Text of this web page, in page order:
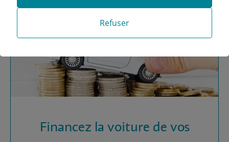
Financez la voiture de vos
Refuser